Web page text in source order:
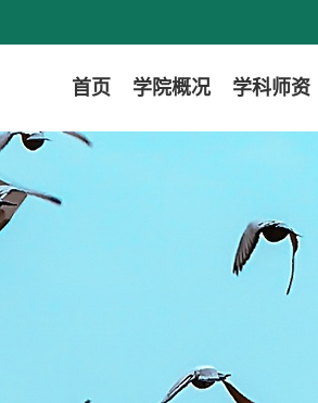
首页 学院概况 学科师资